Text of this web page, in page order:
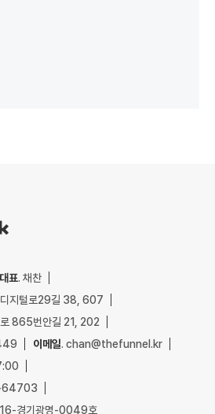
대표. 채찬
디지털로29길 38, 607
로 865번안길 21, 202
이메일. chan@thefunnel.kr
경기광명-0049호